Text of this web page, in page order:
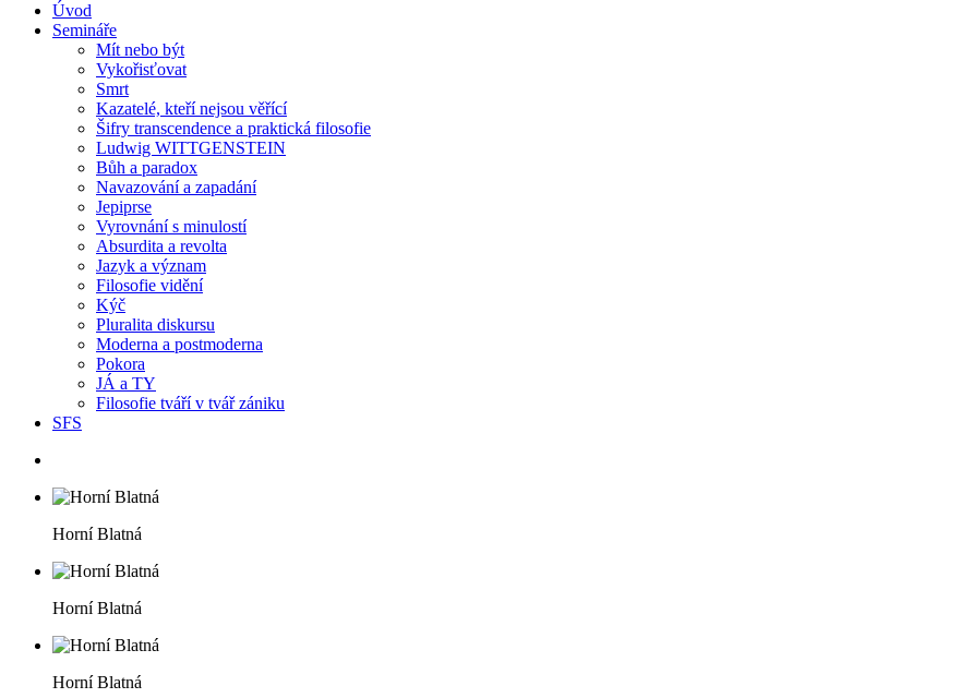
Úvod
Semináře
Mít nebo být
Vykořisťovat
Smrt
Kazatelé, kteří nejsou věřící
Šifry transcendence a praktická filosofie
Ludwig WITTGENSTEIN
Bůh a paradox
Navazování a zapadání
Jepiprse
Vyrovnání s minulostí
Absurdita a revolta
Jazyk a význam
Filosofie vidění
Kýč
Pluralita diskursu
Moderna a postmoderna
Pokora
JÁ a TY
Filosofie tváří v tvář zániku
SFS
Horní Blatná
Horní Blatná
Horní Blatná